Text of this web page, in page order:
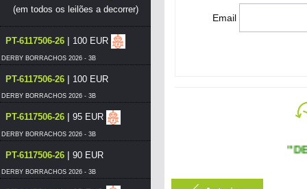
(em todos os leilões a decorrer)
PT-6117506-26 | 100 EUR
DERBY BORRACHOS 2026 - 3B
PT-6117506-26 | 100 EUR
DERBY BORRACHOS 2026 - 3B
PT-6117506-26 | 95 EUR
DERBY BORRACHOS 2026 - 3B
PT-6117506-26 | 90 EUR
DERBY BORRACHOS 2026 - 3B
Email
"DE